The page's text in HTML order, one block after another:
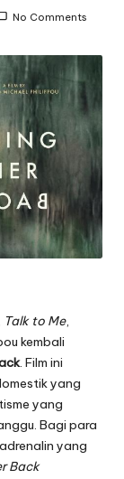
No Comments
Talk to Me,
kembali
. Film ini
yang
yang
Bagi para
yang
Back